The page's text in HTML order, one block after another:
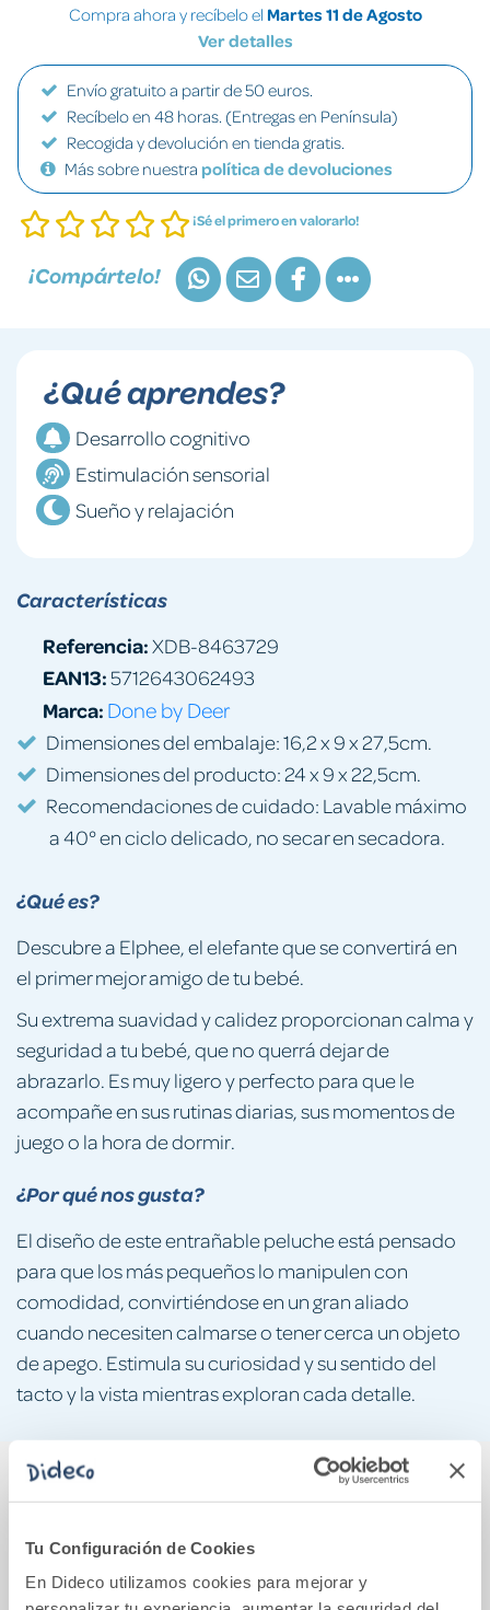
Tu Configuración de Cookies
En Dideco utilizamos cookies para mejorar y
Compra ahora y recíbelo el Martes 11 de Agosto
Ver detalles
Envío gratuito a partir de 50 euros.
Recíbelo en 48 horas. (Entregas en Península)
Recogida y devolución en tienda gratis.
Más sobre nuestra política de devoluciones
¡Sé el primero en valorarlo!
¡Compártelo!
¿Qué es?
Descubre a Elphee, el elefante que se convertirá en
el primer mejor amigo de tu bebé.
Su extrema suavidad y calidez proporcionan calma y
seguridad a tu bebé, que no querrá dejar de
abrazarlo. Es muy ligero y perfecto para que le
acompañe en sus rutinas diarias, sus momentos de
juego o la hora de dormir.
¿Por qué nos gusta?
El diseño de este entrañable peluche está pensado
para que los más pequeños lo manipulen con
comodidad, convirtiéndose en un gran aliado
cuando necesiten calmarse o tener cerca un objeto
de apego. Estimula su curiosidad y su sentido del
tacto y la vista mientras exploran cada detalle.
¿Qué aprendes?
Desarrollo cognitivo
Estimulación sensorial
Sueño y relajación
Características
Referencia:XDB-8463729
EAN13:5712643062493
Marca: Done by Deer
Dimensiones del embalaje: 16,2 x 9 x 27,5cm.
Dimensiones del producto: 24 x 9 x 22,5cm.
Recomendaciones de cuidado: Lavable máximo
a 40° en ciclo delicado, no secar en secadora.
También podría gustarte...